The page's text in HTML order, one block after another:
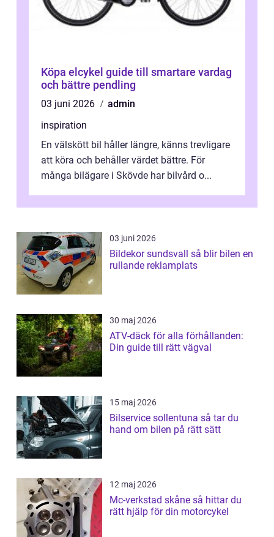
Köpa elcykel guide till smartare vardag
och bättre pendling
03 juni 2026
admin
inspiration
En välskött bil håller längre, känns trevligare
att köra och behåller värdet bättre. För
många bilägare i Skövde har bilvård o...
03 juni 2026
Bildekor sundsvall så blir bilen en
rullande reklamplats
30 maj 2026
ATV-däck för alla förhållanden:
Din guide till rätt vägval
15 maj 2026
Bilservice sollentuna så tar du
hand om bilen på rätt sätt
12 maj 2026
Mc-verkstad skåne så hittar du
rätt hjälp för din motorcykel